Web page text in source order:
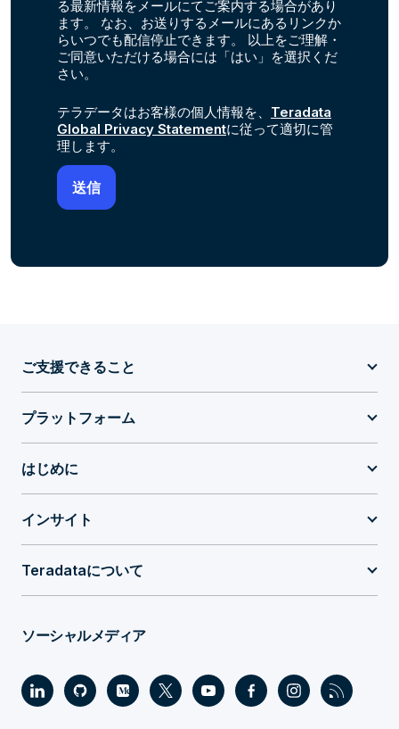
る最新情報をメールにてご案内する場合があり
ます。 なお、お送りするメールにあるリンクか
らいつでも配信停止できます。 以上をご理解・
ご同意いただける場合には「はい」を選択くだ
さい。
テラデータはお客様の個人情報を、 Teradata
Global Privacy Statementに従って適切に管
理します。
ご支援できること
プラットフォーム
はじめに
インサイト
Teradataについて
ソーシャルメディア